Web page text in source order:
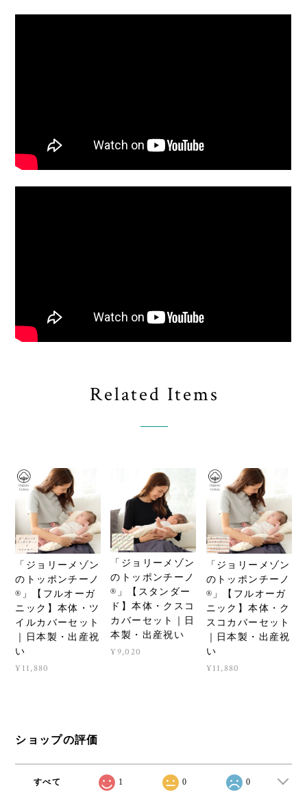
Related Items
「ジョリーメゾン
のトッポンチーノ
®」【フルオーガ
ニック】本体・ツ
イルカバーセット
｜日本製・出産祝
い
¥11,880
「ジョリーメゾン
のトッポンチーノ
®」【スタンダー
ド】本体・クスコ
カバーセット｜日
本製・出産祝い
¥9,020
「ジョリーメゾン
のトッポンチーノ
®」【フルオーガ
ニック】本体・ク
スコカバーセット
｜日本製・出産祝
い
¥11,880
ショップの評価
すべて 1 0 0